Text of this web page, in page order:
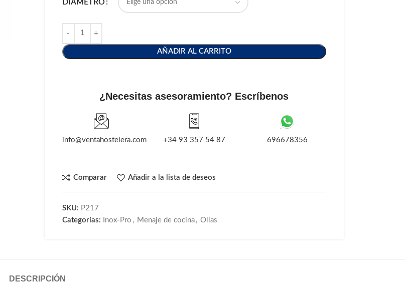
DIÁMETRO
AÑADIR AL CARRITO
¿Necesitas asesoramiento? Escríbenos
info@ventahostelera.com +34 93 357 54 87 696678356
Comparar Añadir a la lista de deseos
SKU: P217
Categorías:
Inox-Pro , Menaje de cocina , Ollas
DESCRIPCIÓN